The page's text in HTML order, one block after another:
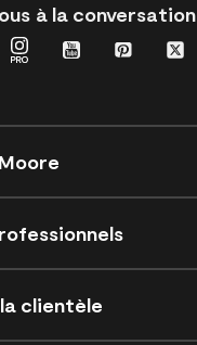
à la conversation
clientèle